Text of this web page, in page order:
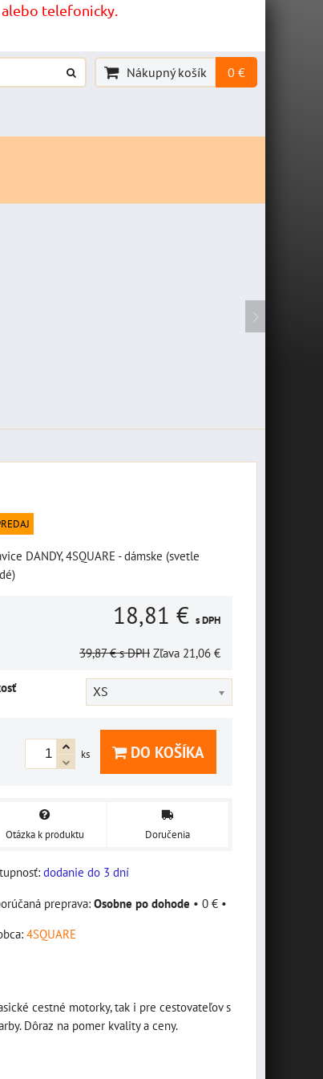
telefonicky.
Nákupný košík 0 €
DANDY, 4SQUARE - dámske (svetle
18,81 € s DPH
39,87 € s DPH Zľava 21,06 €
XS
ks DO KOŠÍKA
Otázka k produktu Doručenia
dodanie do 3 dní
Osobne po dohode • 0 € •
4SQUARE
cestné motorky, tak i pre cestovateľov s
Dôraz na pomer kvality a ceny.